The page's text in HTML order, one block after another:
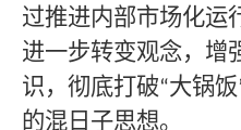
过推进内部市场化运
进一步转变观念，增
识，彻底打破“大锅饭
的混日子思想。